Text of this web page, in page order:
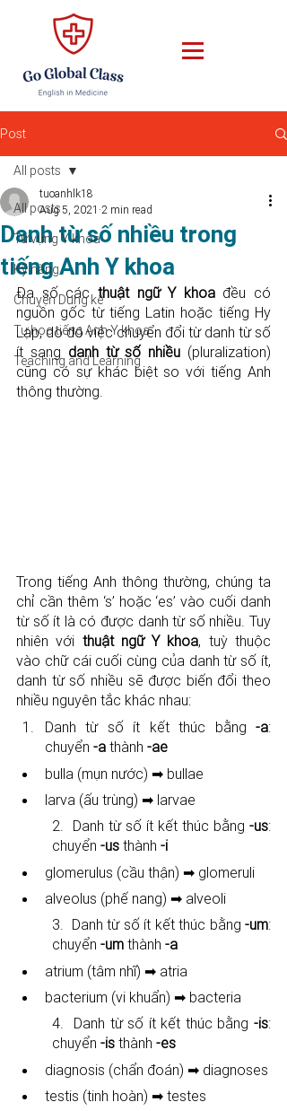
Post
All posts
Từ vựng Y khoa
Kỹ năng
Chuyện Dung kể
Tự học tiếng Anh Y khoa
Teaching and Learning
All posts
Danh từ số nhiều trong
tiếng Anh Y khoa
tuoanhlk18
Aug 5, 2021 2 min read
Đa số các thuật ngữ Y khoa đều có
nguồn gốc từ tiếng Latin hoặc tiếng Hy
Lạp, do đó việc chuyển đổi từ danh từ số
ít sang danh từ số nhiều (pluralization)
cũng có sự khác biệt so với tiếng Anh
thông thường.
Trong tiếng Anh thông thường, chúng ta
chỉ cần thêm ‘s’ hoặc ‘es’ vào cuối danh
từ số ít là có được danh từ số nhiều. Tuy
nhiên với thuật ngữ Y khoa, tuỳ thuộc
vào chữ cái cuối cùng của danh từ số ít,
danh từ số nhiều sẽ được biến đổi theo
nhiều nguyên tắc khác nhau:
Danh từ số ít kết thúc bằng -a:
chuyển -a thành -ae
bulla (mụn nước) ➡ bullae
larva (ấu trùng) ➡ larvae
2.  Danh từ số ít kết thúc bằng -us:
chuyển -us thành -i
glomerulus (cầu thận) ➡ glomeruli
alveolus (phế nang) ➡ alveoli
3️.  Danh từ số ít kết thúc bằng -um:
chuyển -um thành -a
atrium (tâm nhĩ) ➡ atria
bacterium (vi khuẩn) ➡ bacteria
4️.  Danh từ số ít kết thúc bằng -is:
chuyển -is thành -es
diagnosis (chẩn đoán) ➡ diagnoses
testis (tinh hoàn) ➡ testes